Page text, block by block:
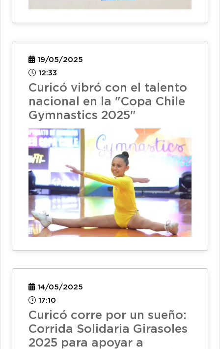
19/05/2025
12:33
Curicó vibró con el talento
nacional en la "Copa Chile
Gymnastics 2025"
14/05/2025
17:10
Curicó corre por un sueño:
Corrida Solidaria Girasoles
2025 para apoyar a